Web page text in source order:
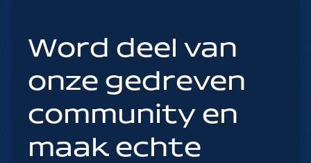
Word deel van
onze gedreven
community en
maak echte